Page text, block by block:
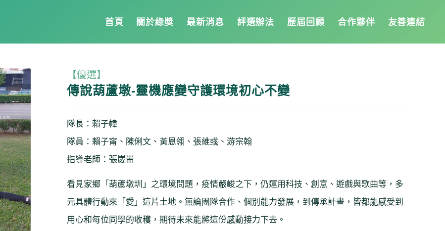
首頁 關於綠獎 最新消息 評選辦法 歷屆回顧 合作夥伴 友善連結
【優選】
傳說葫蘆墩-靈機應變守護環境初心不變
隊長：賴子幃
隊員：賴子甯、陳俐文、黃恩翎、張維彧、游宗翰
指導老師：張崴耑
看見家鄉「葫蘆墩圳」之環境問題，疫情嚴峻之下，仍運用科技、創意、遊戲與歌曲等，多
元具體行動來「愛」這片土地。無論團隊合作、個別能力發展，到傳承計畫，皆都能感受到
用心和每位同學的收穫，期待未來能將這份感動接力下去。